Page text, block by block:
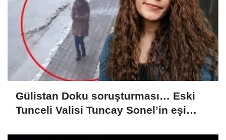
Gülistan Doku soruşturması… Eski
Tunceli Valisi Tuncay Sonel’in eşi